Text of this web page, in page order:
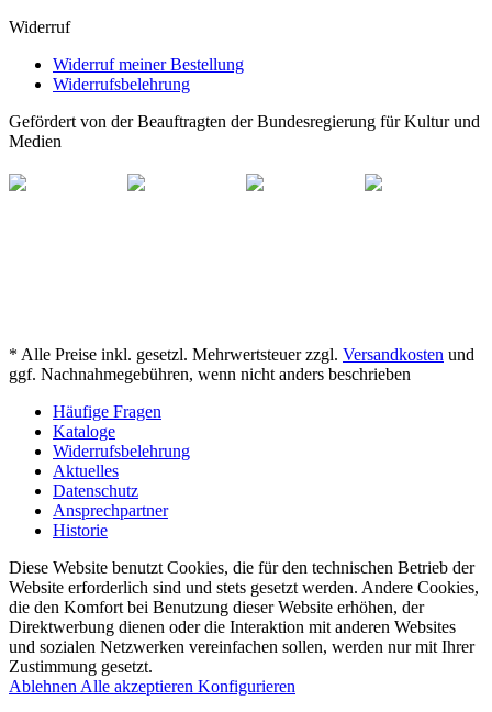
Widerruf
Widerruf meiner Bestellung
Widerrufsbelehrung
Gefördert von der Beauftragten der Bundesregierung für Kultur und
Medien
* Alle Preise inkl. gesetzl. Mehrwertsteuer zzgl. Versandkosten und
ggf. Nachnahmegebühren, wenn nicht anders beschrieben
Häufige Fragen
Kataloge
Widerrufsbelehrung
Aktuelles
Datenschutz
Ansprechpartner
Historie
Diese Website benutzt Cookies, die für den technischen Betrieb der
Website erforderlich sind und stets gesetzt werden. Andere Cookies,
die den Komfort bei Benutzung dieser Website erhöhen, der
Direktwerbung dienen oder die Interaktion mit anderen Websites
und sozialen Netzwerken vereinfachen sollen, werden nur mit Ihrer
Zustimmung gesetzt.
Ablehnen Alle akzeptieren Konfigurieren